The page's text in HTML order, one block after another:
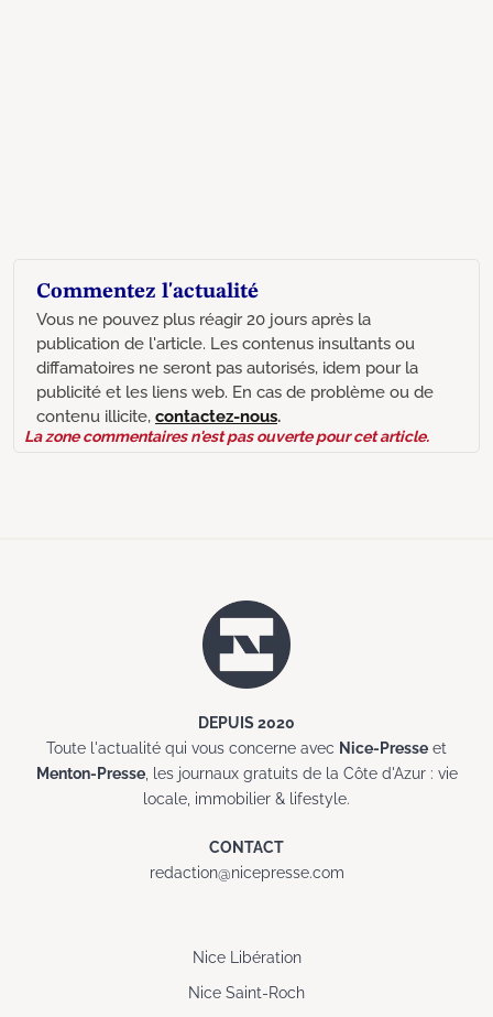
Commentez l'actualité
Vous ne pouvez plus réagir 20 jours après la
publication de l'article. Les contenus insultants ou
diffamatoires ne seront pas autorisés, idem pour la
publicité et les liens web. En cas de problème ou de
contenu illicite, contactez-nous.
La zone commentaires n'est pas ouverte pour cet article.
DEPUIS 2020
Toute l'actualité qui vous concerne avec Nice-Presse et
Menton-Presse, les journaux gratuits de la Côte d'Azur : vie
locale, immobilier & lifestyle.
CONTACT
redaction@nicepresse.com
Nice Libération
Nice Saint-Roch